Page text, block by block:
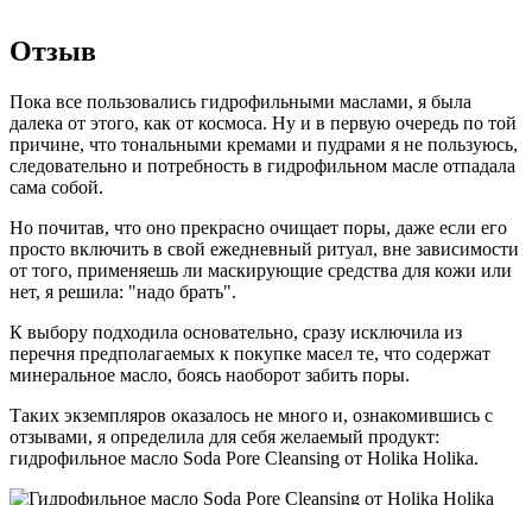
Отзыв
Пока все пользовались гидрофильными маслами, я была
далека от этого, как от космоса. Ну и в первую очередь по той
причине, что тональными кремами и пудрами я не пользуюсь,
следовательно и потребность в гидрофильном масле отпадала
сама собой.
Но почитав, что оно прекрасно очищает поры, даже если его
просто включить в свой ежедневный ритуал, вне зависимости
от того, применяешь ли маскирующие средства для кожи или
нет, я решила: "надо брать".
К выбору подходила основательно, сразу исключила из
перечня предполагаемых к покупке масел те, что содержат
минеральное масло, боясь наоборот забить поры.
Таких экземпляров оказалось не много и, ознакомившись с
отзывами, я определила для себя желаемый продукт:
гидрофильное масло Soda Pore Cleansing от Holika Holika.